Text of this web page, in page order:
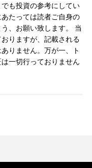
も投資の参考にしてい
たっては読者ご自身の
、お願い致します。 当
りますが、記載される
りません。万が一、ト
一切行っておりません